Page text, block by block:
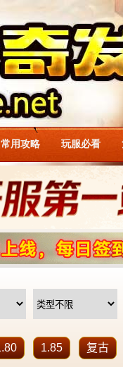
常用攻略 玩服必看